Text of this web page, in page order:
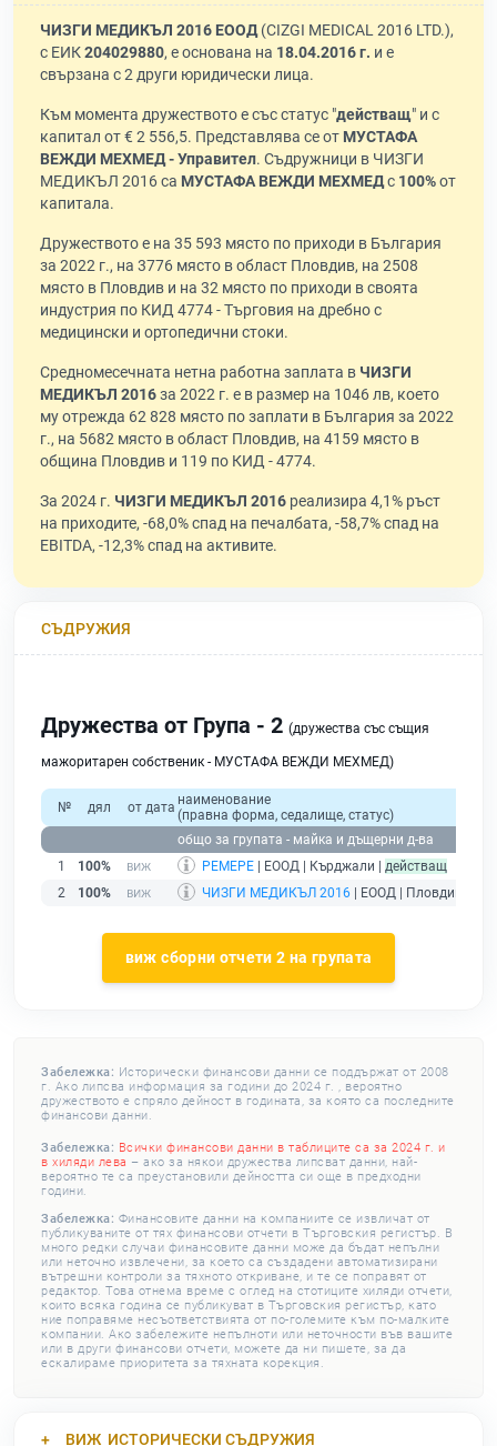
ЧИЗГИ МЕДИКЪЛ 2016 ЕООД(CIZGI MEDICAL 2016 LTD.),
с ЕИК204029880, е основана на 18.04.2016 г. и е
свързана с 2 други юридически лица.
Към момента дружеството е със статус "действащ" и с
капитал от € 2 556,5. Представлява се от МУСТАФА
ВЕЖДИ МЕХМЕД - Управител. Съдружници в ЧИЗГИ
МЕДИКЪЛ 2016 са МУСТАФА ВЕЖДИ МЕХМЕДс 100%от
капитала.
Дружеството е на 35 593 място по приходи в България
за 2022 г., на 3776 място в област Пловдив, на 2508
място в Пловдив и на 32 място по приходи в своята
индустрия по КИД 4774 - Търговия на дребно с
медицински и ортопедични стоки.
Средномесечната нетна работна заплата в ЧИЗГИ
МЕДИКЪЛ 2016за 2022 г. е в размер на 1046 лв, което
му отрежда 62 828 място по заплати в България за 2022
г., на 5682 място в област Пловдив, на 4159 място в
община Пловдив и 119 по КИД - 4774.
За 2024 г. ЧИЗГИ МЕДИКЪЛ 2016 реализира 4,1% ръст
на приходите, -68,0% спад на печалбата, -58,7% спад на
EBITDA, -12,3% спад на активите.
СЪДРУЖИЯ
Дружества от Група - 2 (дружества със същия
мажоритарен собственик - МУСТАФА ВЕЖДИ МЕХМЕД)
№ дял от дата наименование
(правна форма, седалище, статус)
общо за групата - майка и дъщерни д-ва
1
100% РЕМЕРЕ | ЕООД | Кърджали | действащ
2
100% ЧИЗГИ МЕДИКЪЛ 2016 | ЕООД | Пловдив |
виж сборни отчети 2 на групата
Забележка: Исторически финансови данни се поддържат от 2008
г. Ако липсва информация за години до 2024 г. , вероятно
дружеството е спряло дейност в годината, за която са последните
финансови данни.
Забележка: Всички финансови данни в таблиците са за 2024 г. и
в хиляди лева – ако за някои дружества липсват данни, най-
вероятно те са преустановили дейността си още в предходни
години.
Забележка: Финансовите данни на компаниите се извличат от
публикуваните от тях финансови отчети в Търговския регистър. В
много редки случаи финансовите данни може да бъдат непълни
или неточно извлечени, за което са създадени автоматизирани
вътрешни контроли за тяхното откриване, и те се поправят от
редактор. Това отнема време с оглед на стотиците хиляди отчети,
които всяка година се публикуват в Търговския регистър, като
ние поправяме несъответствията от по-големите към по-малките
компании. Ако забележите непълноти или неточности във вашите
или в други финансови отчети, можете да ни пишете, за да
ескалираме приоритета за тяхната корекция.
ВИЖ ИСТОРИЧЕСКИ СЪДРУЖИЯ